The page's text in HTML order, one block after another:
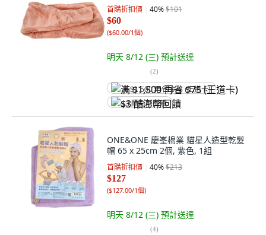
首購折扣價 40%$101
$60
($60.00/1個)
明天 8/12 (三) 預計送達
(2)
满 $1,500 再省 $75 (王道卡)
$3 酷澎幣回饋
ONE&ONE 慶峯棉業 貓星人造型乾髮
帽 65 x 25cm 2個, 紫色, 1組
首購折扣價 40%$213
$127
($127.00/1個)
明天 8/12 (三) 預計送達
(4)